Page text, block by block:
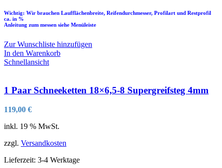
Wichtig: Wir brauchen Laufflächenbreite, Reifendurchmesser, Profilart und Restprofil
ca. in %
Anleitung zum messen siehe Menüleiste
Zur Wunschliste hinzufügen
In den Warenkorb
Schnellansicht
1 Paar Schneeketten 18×6,5-8 Supergreifsteg 4mm
119,00 €
inkl. 19 % MwSt.
zzgl. Versandkosten
Lieferzeit: 3-4 Werktage